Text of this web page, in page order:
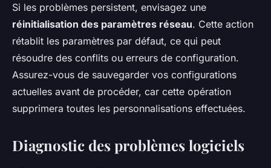
Si les problèmes persistent, envisagez une
réinitialisation des paramètres réseau. Cette action
rétablit les paramètres par défaut, ce qui peut
résoudre des conflits ou erreurs de configuration.
Assurez-vous de sauvegarder vos configurations
actuelles avant de procéder, car cette opération
supprimera toutes les personnalisations effectuées.
Diagnostic des problèmes logiciels